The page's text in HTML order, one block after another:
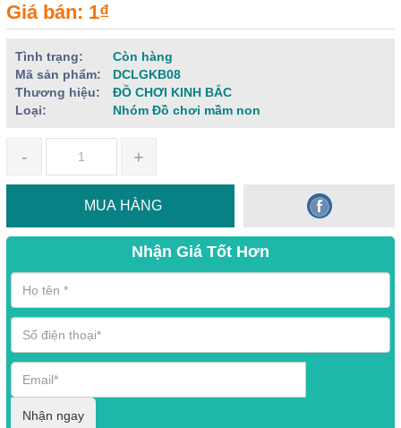
Giá bán: 1₫
Tình trạng:
Còn hàng
Mã sản phẩm:
DCLGKB08
Thương hiệu:
ĐỒ CHƠI KINH BẮC
Loại:
Nhóm Đồ chơi mầm non
- +
MUA HÀNG
Nhận Giá Tốt Hơn
Nhận ngay